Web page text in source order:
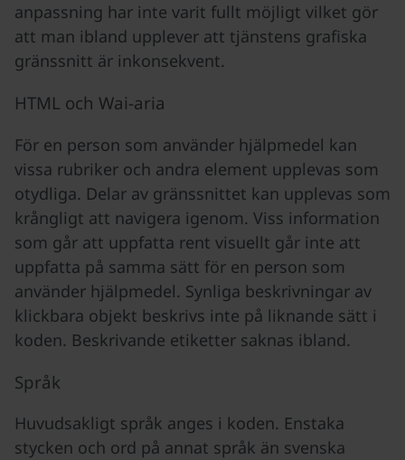
anpassning har inte varit fullt möjligt vilket gör
att man ibland upplever att tjänstens grafiska
gränssnitt är inkonsekvent.
HTML och Wai-aria
För en person som använder hjälpmedel kan
vissa rubriker och andra element upplevas som
otydliga. Delar av gränssnittet kan upplevas som
krångligt att navigera igenom. Viss information
som går att uppfatta rent visuellt går inte att
uppfatta på samma sätt för en person som
använder hjälpmedel. Synliga beskrivningar av
klickbara objekt beskrivs inte på liknande sätt i
koden. Beskrivande etiketter saknas ibland.
Språk
Huvudsakligt språk anges i koden. Enstaka
stycken och ord på annat språk än svenska